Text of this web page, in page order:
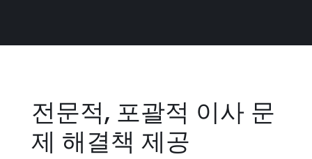
전문적, 포괄적 이사 문
제 해결책 제공